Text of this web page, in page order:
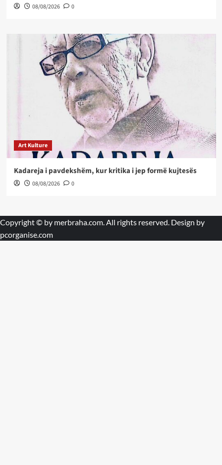
08/08/2026 0
Art Kulture
Kadareja i pavdekshëm, kur kritika i jep formë kujtesës
08/08/2026 0
Copyright © by merbraha.com. All rights reserved. Design by
pcorganise.com